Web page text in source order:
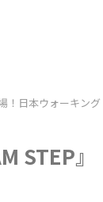
！日本ウォーキング
STEP』